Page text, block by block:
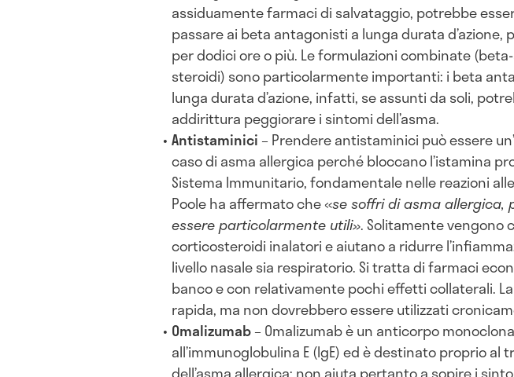
assiduamente farmaci di salvataggio, potrebbe
passare ai beta antagonisti a lunga durata d’azione,
per dodici ore o più. Le formulazioni combinate
steroidi) sono particolarmente importanti: i beta
lunga durata d’azione, infatti, se assunti da soli,
addirittura peggiorare i sintomi dell’asma.
Antistaminici – Prendere antistaminici può essere
caso di asma allergica perché bloccano l’istamina
Sistema Immunitario, fondamentale nelle reazioni
Poole ha affermato che «se soffri di asma allergica,
essere particolarmente utili». Solitamente vengono
corticosteroidi inalatori e aiutano a ridurre
livello nasale sia respiratorio. Si tratta di farmaci
banco e con relativamente pochi effetti collaterali.
rapida, ma non dovrebbero essere utilizzati
Omalizumab– Omalizumab è un anticorpo
all’immunoglobulina E (IgE) ed è destinato proprio al